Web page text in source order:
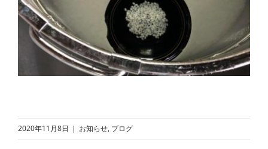
2020年11月8日 | お知らせ, ブログ